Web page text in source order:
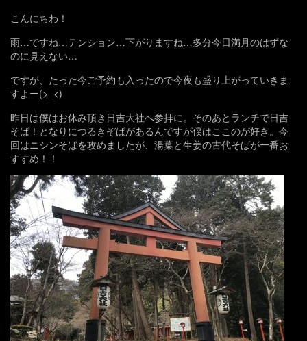
こんにちわ！
雨…ですね…テンション…下がりますね…多分今日満月のはずな
のに見えない…
ですが、たった今ご予約も入ったので今夜も盛り上がっていきま
すよー(>_<)
昨日は僕はお休み頂き日吉大社へ参拝に。そのあとランチで日吉
そば！となりにつるきぞばがあるんですが僕はここのが好き。今
回はニシンそばを攻めましたが、湯葉と生姜の古代そばが一番お
すすめ！！